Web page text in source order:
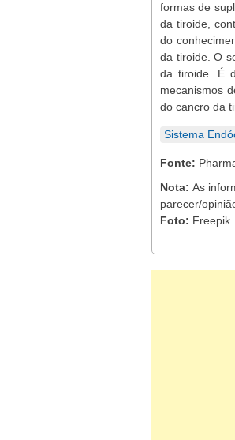
formas de
da tiroide,
do
da tiroide. O
da tiroide. É
mecanismos
do cancro da
Sistema
Fonte:
Nota: As
parecer/
Foto: Freepik